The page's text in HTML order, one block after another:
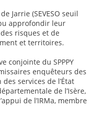
Jarrie (SEVESO seuil
approfondir leur
risques et de
et territoires.
conjointe du SPPPY
enquêteurs des
services de l’État
de l’Isère,
de l’IRMa, membre